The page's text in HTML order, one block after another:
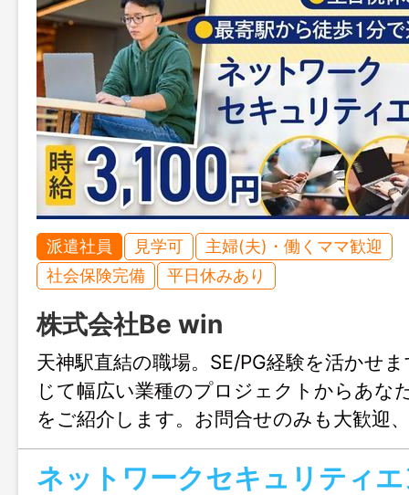
派遣社員 見学可
主婦(夫)・働くママ歓迎
社会保険完備
平日休みあり
株式会社Be win
天神駅直結の職場。SE/PG経験を活かせ
じて幅広い業種のプロジェクトからあな
をご紹介します。お問合せのみも大歓迎
る福岡までお気軽にご連絡ください。
ネットワークセキュリティ